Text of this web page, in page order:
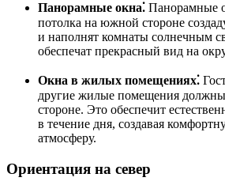
Панорамные окна⁚ Панорамные
потолка на южной стороне
и наполнят комнаты солнечным
обеспечат прекрасный вид на
Окна в жилых помещениях⁚
другие жилые помещения
стороне. Это обеспечит
в течение дня, создавая
атмосферу.
Ориентация на север